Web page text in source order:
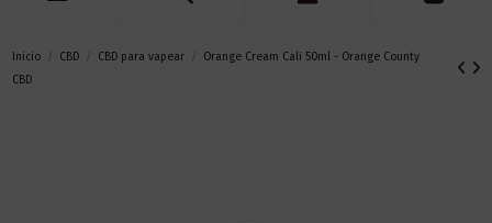
Inicio CBD CBD para vapear
Orange Cream Cali 50ml - Orange County
CBD